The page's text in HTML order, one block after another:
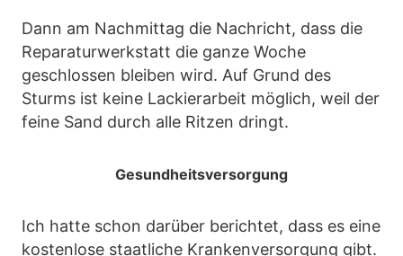
Dann am Nachmittag die Nachricht, dass die
Reparaturwerkstatt die ganze Woche
geschlossen bleiben wird. Auf Grund des
Sturms ist keine Lackierarbeit möglich, weil der
feine Sand durch alle Ritzen dringt.
Gesundheitsversorgung
Ich hatte schon darüber berichtet, dass es eine
kostenlose staatliche Krankenversorgung gibt.